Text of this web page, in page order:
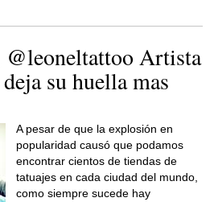
@leoneltattoo Artista
su huella mas
A pesar de que la explosión en
popularidad causó que podamos
encontrar cientos de tiendas de
tatuajes en cada ciudad del mundo,
como siempre sucede hay